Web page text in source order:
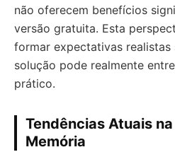
não oferecem benefícios
versão gratuita. Esta
formar expectativas realistas
solução pode realmente
prático.
Tendências Atuais
Memória